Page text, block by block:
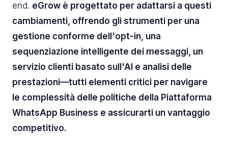
end. eGrow è progettato per adattarsi a questi
cambiamenti, offrendo gli strumenti per una
gestione conforme dell'opt-in, una
sequenziazione intelligente dei messaggi, un
servizio clienti basato sull'AI e analisi delle
prestazioni—tutti elementi critici per navigare
le complessità delle politiche della Piattaforma
WhatsApp Business e assicurarti un vantaggio
competitivo.